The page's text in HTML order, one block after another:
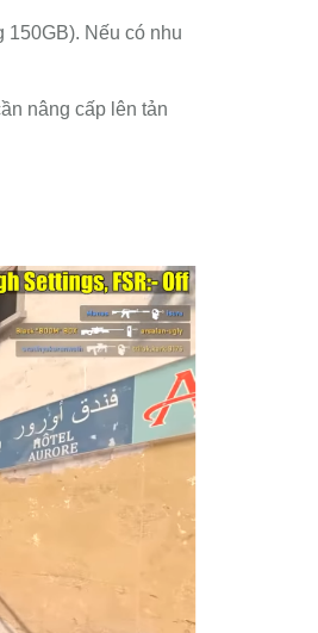
Nếu có nhu
nâng cấp lên tản